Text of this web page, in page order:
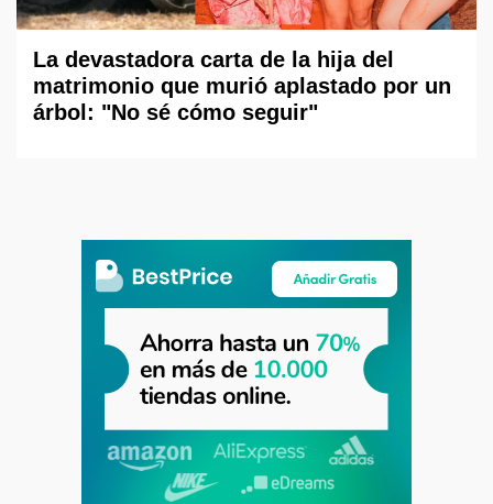
La devastadora carta de la hija del
matrimonio que murió aplastado por un
árbol: "No sé cómo seguir"